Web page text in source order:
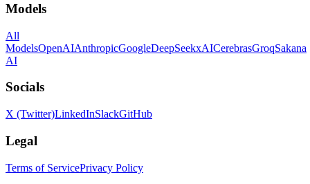
Models
All
ModelsOpenAIAnthropicGoogleDeepSeekxAICerebrasGroqSakana
AI
Socials
X (Twitter)LinkedInSlackGitHub
Legal
Terms of ServicePrivacy Policy